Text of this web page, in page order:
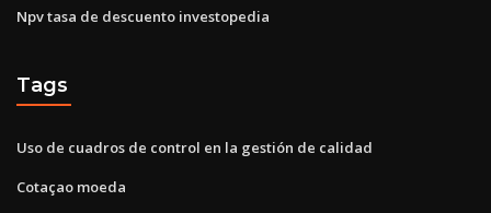
Npv tasa de descuento investopedia
Tags
Uso de cuadros de control en la gestión de calidad
Cotaçao moeda